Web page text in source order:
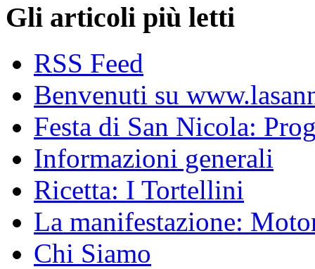
Gli articoli più letti
RSS Feed
Benvenuti su
Festa di San Nicola:
Informazioni generali
Ricetta: I Tortellini
La manifestazione:
Chi Siamo